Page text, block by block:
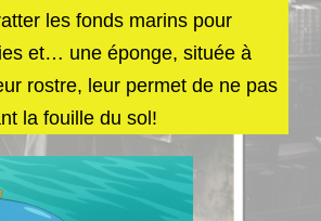
les fonds marins pour
et… une éponge, située à
rostre, leur permet de ne pas
la fouille du sol!